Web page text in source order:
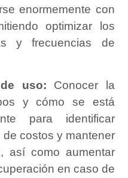
enormemente con
optimizar los
y frecuencias de
uso: Conocer la
y cómo se está
para identificar
costos y mantener
así como aumentar
en caso de